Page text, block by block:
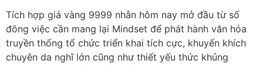
Tích hợp giá vàng 9999 nhẫn hôm nay mở đầu từ số
đông việc cần mang lại Mindset để phát hành văn hóa
truyền thống tổ chức triển khai tích cực, khuyến khích
chuyên da nghĩ lớn cũng như thiết yếu thức khủng